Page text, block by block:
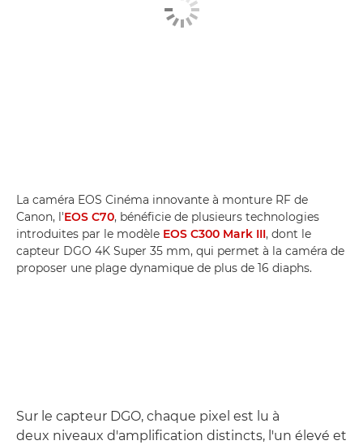
La caméra EOS Cinéma innovante à monture RF de
Canon, l'EOS C70, bénéficie de plusieurs technologies
introduites par le modèle EOS C300 Mark III, dont le
capteur DGO 4K Super 35 mm, qui permet à la caméra de
proposer une plage dynamique de plus de 16 diaphs.
Sur le capteur DGO, chaque pixel est lu à
deux niveaux d'amplification distincts, l'un élevé et